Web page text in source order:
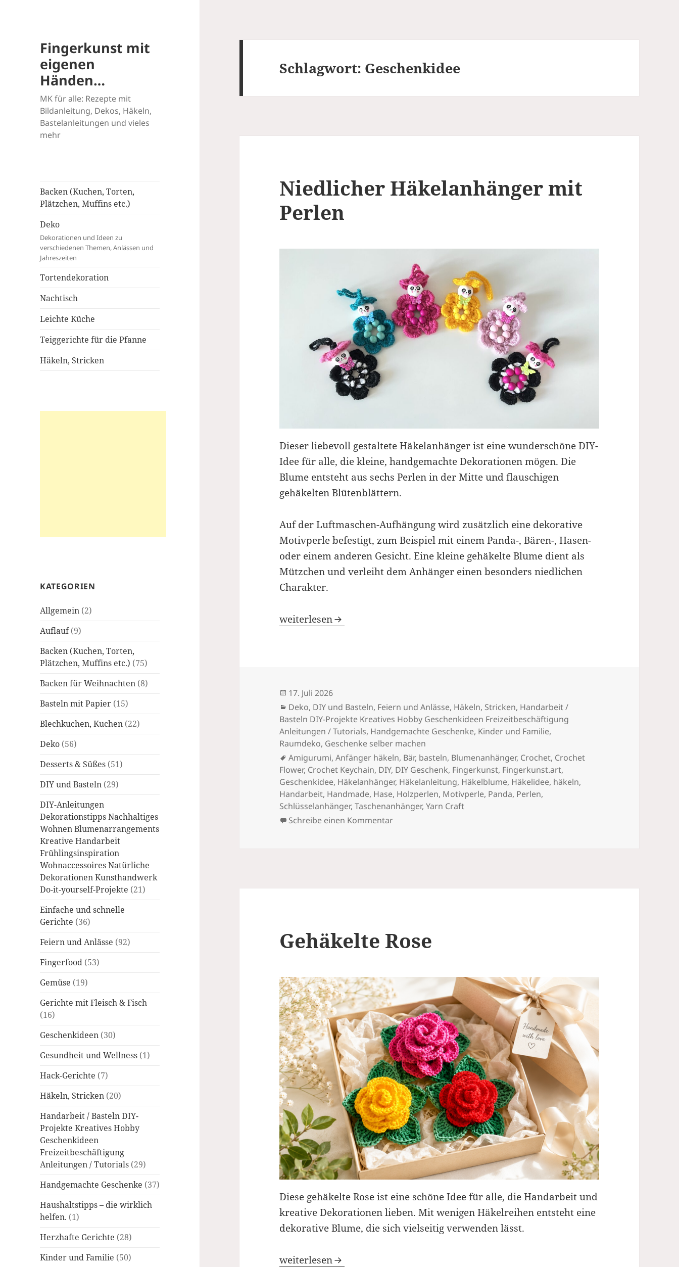
Fingerkunst mit
eigenen
Händen…
MK für alle: Rezepte mit
Bildanleitung, Dekos, Häkeln,
Bastelanleitungen und vieles
mehr
Backen (Kuchen, Torten,
Plätzchen, Muffins etc.)
Deko
Dekorationen und Ideen zu
verschiedenen Themen, Anlässen und
Jahreszeiten
Tortendekoration
Nachtisch
Leichte Küche
Teiggerichte für die Pfanne
Häkeln, Stricken
KATEGORIEN
Allgemein (2)
Auflauf(9)
Backen (Kuchen, Torten,
Plätzchen, Muffins etc.) (75)
Backen für Weihnachten (8)
Basteln mit Papier (15)
Blechkuchen, Kuchen (22)
Deko (56)
Desserts & Süßes (51)
DIY und Basteln (29)
DIY-Anleitungen
Dekorationstipps Nachhaltiges
Wohnen Blumenarrangements
Kreative Handarbeit
Frühlingsinspiration
Wohnaccessoires Natürliche
Dekorationen Kunsthandwerk
Do-it-yourself-Projekte (21)
Einfache und schnelle
Gerichte (36)
Feiern und Anlässe (92)
Fingerfood (53)
Gemüse (19)
Gerichte mit Fleisch & Fisch
(16)
Geschenkideen (30)
Gesundheit und Wellness (1)
Hack-Gerichte (7)
Häkeln, Stricken (20)
Handarbeit / Basteln DIY-
Projekte Kreatives Hobby
Geschenkideen
Freizeitbeschäftigung
Anleitungen / Tutorials (29)
Handgemachte Geschenke (37)
Haushaltstipps – die wirklich
helfen. (1)
Herzhafte Gerichte (28)
Kinder und Familie (50)
Schlagwort: Geschenkidee
Niedlicher Häkelanhänger mit
Perlen
Dieser liebevoll gestaltete Häkelanhänger ist eine wunderschöne DIY-
Idee für alle, die kleine, handgemachte Dekorationen mögen. Die
Blume entsteht aus sechs Perlen in der Mitte und flauschigen
gehäkelten Blütenblättern.
Auf der Luftmaschen-Aufhängung wird zusätzlich eine dekorative
Motivperle befestigt, zum Beispiel mit einem Panda-, Bären-, Hasen-
oder einem anderen Gesicht. Eine kleine gehäkelte Blume dient als
Mützchen und verleiht dem Anhänger einen besonders niedlichen
Charakter.
Niedlicher Häkelanhänger mit Perlen
weiterlesen
Veröffentlicht
am
17. Juli 2026
Kategorien
Deko, DIY und Basteln, Feiern und Anlässe, Häkeln, Stricken, Handarbeit /
Basteln DIY-Projekte Kreatives Hobby Geschenkideen Freizeitbeschäftigung
Anleitungen / Tutorials, Handgemachte Geschenke, Kinder und Familie,
Raumdeko, Geschenke selber machen
Schlagwörter
Amigurumi,Anfänger häkeln, Bär, basteln, Blumenanhänger, Crochet, Crochet
Flower, Crochet Keychain, DIY, DIY Geschenk, Fingerkunst, Fingerkunst.art,
Geschenkidee, Häkelanhänger, Häkelanleitung, Häkelblume, Häkelidee, häkeln,
Handarbeit, Handmade, Hase, Holzperlen, Motivperle, Panda, Perlen,
Schlüsselanhänger,Taschenanhänger,Yarn Craft
Schreibe einen Kommentarzu Niedlicher Häkelanhänger mit Perlen
Gehäkelte Rose
Diese gehäkelte Rose ist eine schöne Idee für alle, die Handarbeit und
kreative Dekorationen lieben. Mit wenigen Häkelreihen entsteht eine
dekorative Blume, die sich vielseitig verwenden lässt.
Gehäkelte Rose
weiterlesen